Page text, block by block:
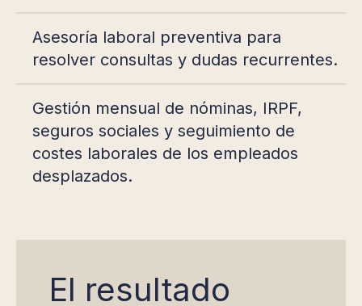
Asesoría laboral preventiva para
resolver consultas y dudas recurrentes.
Gestión mensual de nóminas, IRPF,
seguros sociales y seguimiento de
costes laborales de los empleados
desplazados.
El resultado